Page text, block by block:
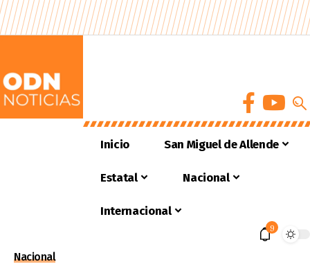
Inicio San Miguel de Allende
Estatal Nacional
Internacional
9
Nacional